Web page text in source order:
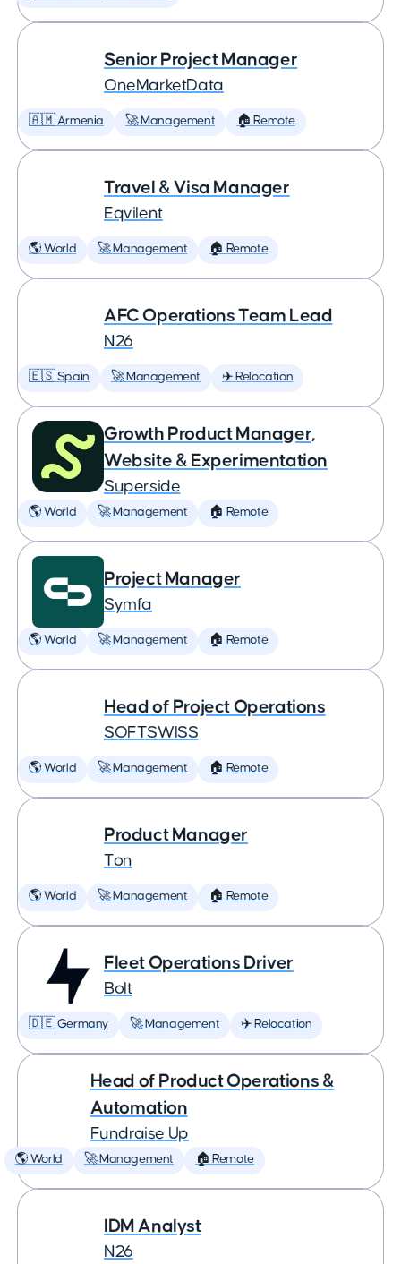
Senior Project Manager
OneMarketData
🇦🇲 Armenia 🚀 Management 🏠 Remote
Travel & Visa Manager
Eqvilent
🌎 World 🚀 Management 🏠 Remote
AFC Operations Team Lead
N26
🇪🇸 Spain 🚀 Management ✈️ Relocation
Growth Product Manager,
Website & Experimentation
Superside
🌎 World 🚀 Management 🏠 Remote
Project Manager
Symfa
🌎 World 🚀 Management 🏠 Remote
Head of Project Operations
SOFTSWISS
🌎 World 🚀 Management 🏠 Remote
Product Manager
Ton
🌎 World 🚀 Management 🏠 Remote
Fleet Operations Driver
Bolt
🇩🇪 Germany 🚀 Management ✈️ Relocation
Head of Product Operations &
Automation
Fundraise Up
🌎 World 🚀 Management 🏠 Remote
IDM Analyst
N26